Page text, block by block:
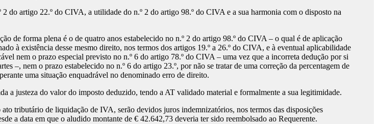
do artigo 22.º do CIVA, a utilidade do n.º 2 do artigo 98.º do CIVA e a sua harmonia com o disposto na
de forma plena é o de quatro anos estabelecido no n.º 2 do artigo 98.º do CIVA – o qual é de aplicação
à existência desse mesmo direito, nos termos dos artigos 19.º a 26.º do CIVA, e à eventual aplicabilidade
nem o prazo especial previsto no n.º 6 do artigo 78.º do CIVA – uma vez que a incorreta dedução por si
–, nem o prazo estabelecido no n.º 6 do artigo 23.º, por não se tratar de uma correção da percentagem de
uma situação enquadrável no denominado erro de direito.
a justeza do valor do imposto deduzido, tendo a AT validado material e formalmente a sua legitimidade.
tributário de liquidação de IVA, serão devidos juros indemnizatórios, nos termos das disposições
a data em que o aludido montante de € 42.642,73 deveria ter sido reembolsado ao Requerente.